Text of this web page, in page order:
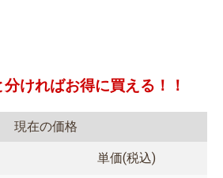
ければお得に買える！！
現在の価格
単価(税込)